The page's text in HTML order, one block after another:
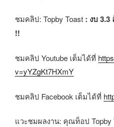
ชมคลิป: Topby Toast : งบ 3.3
!!
ชมคลิป Youtube เต็มได้ที่
v=yYZgKt7HXmY
ชมคลิป Facebook เต็มได้ที่
แวะชมผลงาน: คุณท็อป Topby